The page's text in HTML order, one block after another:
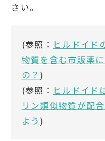
さい。
(参照： ヒルドイド
物質を含む市販薬
の？ )
(参照： ヒルドイド
リン類似物質が配
よう )